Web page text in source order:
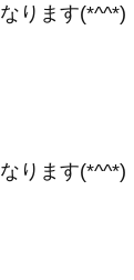
ります(*^^*)
ります(*^^*)